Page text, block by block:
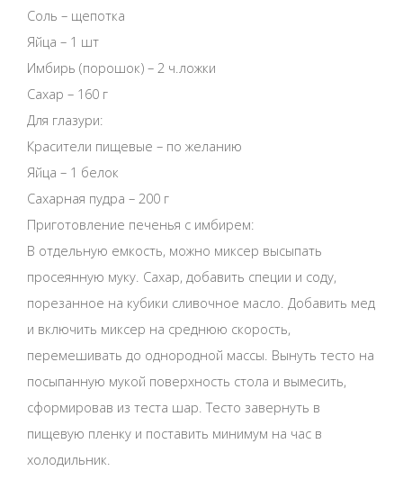
Соль – щепотка
Яйца – 1 шт
Имбирь (порошок) – 2 ч.ложки
Сахар – 160 г
Для глазури:
Красители пищевые – по желанию
Яйца – 1 белок
Сахарная пудра – 200 г
Приготовление печенья с имбирем:
В отдельную емкость, можно миксер высыпать
просеянную муку. Сахар, добавить специи и соду,
порезанное на кубики сливочное масло. Добавить мед
и включить миксер на среднюю скорость,
перемешивать до однородной массы. Вынуть тесто на
посыпанную мукой поверхность стола и вымесить,
сформировав из теста шар. Тесто завернуть в
пищевую пленку и поставить минимум на час в
холодильник.